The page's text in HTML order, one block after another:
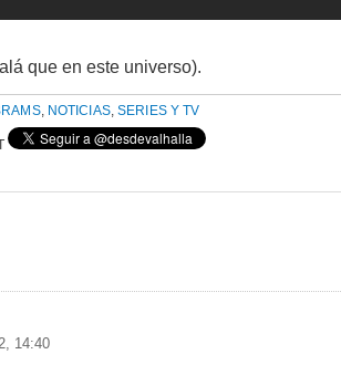
que en este universo).
, NOTICIAS,SERIES Y TV
14:40